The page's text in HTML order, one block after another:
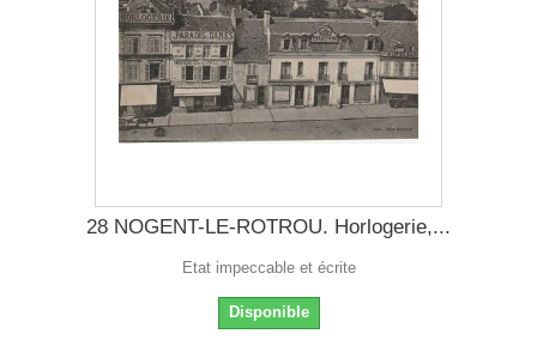
28 NOGENT-LE-ROTROU. Horlogerie,...
Etat impeccable et écrite
Disponible